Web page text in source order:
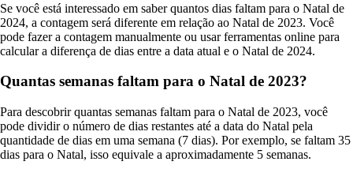
Se você está interessado em saber quantos dias faltam para o Natal de
2024, a contagem será diferente em relação ao Natal de 2023. Você
pode fazer a contagem manualmente ou usar ferramentas online para
calcular a diferença de dias entre a data atual e o Natal de 2024.
Quantas semanas faltam para o Natal de 2023?
Para descobrir quantas semanas faltam para o Natal de 2023, você
pode dividir o número de dias restantes até a data do Natal pela
quantidade de dias em uma semana (7 dias). Por exemplo, se faltam 35
dias para o Natal, isso equivale a aproximadamente 5 semanas.